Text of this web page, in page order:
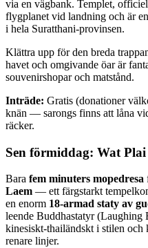
via en vägbank. Templet,
flygplanet vid landning och är
i hela Suratthani-provinsen.
Klättra upp för den breda
havet och omgivande öar är
souvenirshopar och matstånd.
Inträde: Gratis (donationer
knän — sarongs finns att låna
räcker.
Sen förmiddag: Wat
Bara fem minuters mopedresa
Laem — ett färgstarkt
en enorm 18-armad staty av
leende Buddhastatyr (Laughing
kinesiskt-thailändskt i stilen
renare linjer.